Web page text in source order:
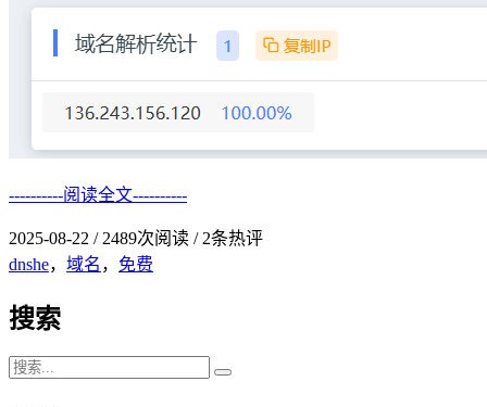
----------阅读全文----------
2025-08-22 / 2489次阅读 / 2条热评
dnshe， 域名 ， 免费
搜索